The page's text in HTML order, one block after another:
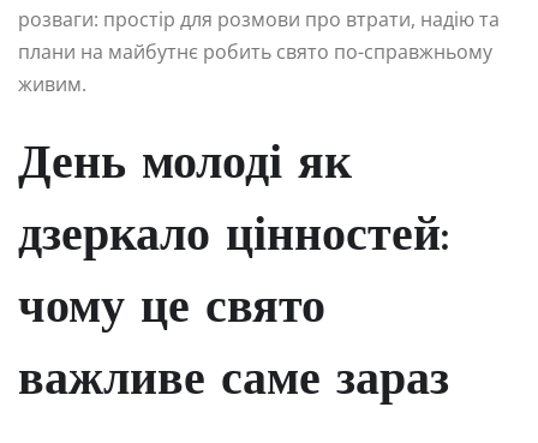
розваги: простір для розмови про втрати, надію та
плани на майбутнє робить свято по-справжньому
живим.
День молоді як
дзеркало цінностей:
чому це свято
важливе саме зараз